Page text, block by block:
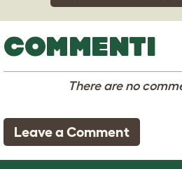
COMMENTI
There are no
Leave a Comment